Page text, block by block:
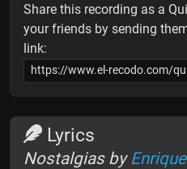
Share this recording as a
your friends by sending
link:
Lyrics
Nostalgias by